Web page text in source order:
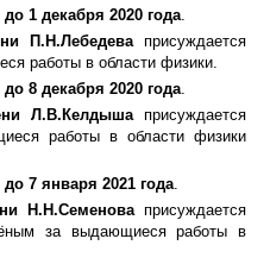
до 1 декабря 2020 года.
П.Н.Лебедева присуждается
работы в области физики.
до 8 декабря 2020 года.
Л.В.Келдышаприсуждается
работы в области физики
до 7 января 2021 года.
Н.Н.Семеноваприсуждается
за выдающиеся работы в